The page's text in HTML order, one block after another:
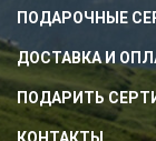
ПОДАРОЧНЫЕ
ДОСТАВКА И
ПОДАРИТЬ